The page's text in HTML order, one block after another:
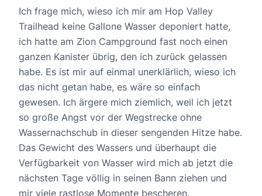
Ich frage mich, wieso ich mir am Hop Valley
Trailhead keine Gallone Wasser deponiert hatte,
ich hatte am Zion Campground fast noch einen
ganzen Kanister übrig, den ich zurück gelassen
habe. Es ist mir auf einmal unerklärlich, wieso ich
das nicht getan habe, es wäre so einfach
gewesen. Ich ärgere mich ziemlich, weil ich jetzt
so große Angst vor der Wegstrecke ohne
Wassernachschub in dieser sengenden Hitze habe.
Das Gewicht des Wassers und überhaupt die
Verfügbarkeit von Wasser wird mich ab jetzt die
nächsten Tage völlig in seinen Bann ziehen und
mir viele rastlose Momente bescheren.